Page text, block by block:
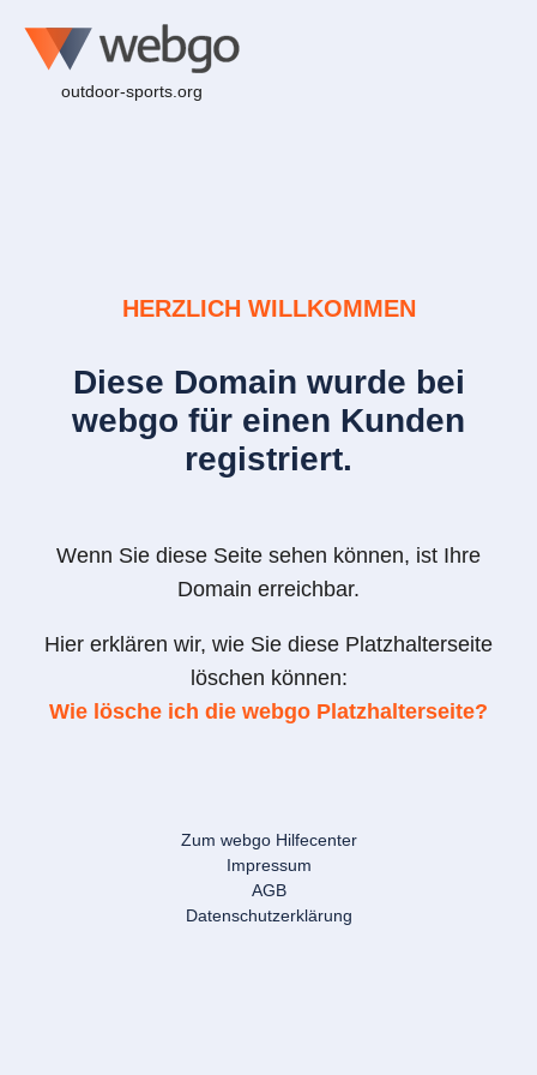
outdoor-sports.org
HERZLICH WILLKOMMEN
Diese Domain wurde bei
webgo für einen Kunden
registriert.
Wenn Sie diese Seite sehen können, ist Ihre
Domain erreichbar.
Hier erklären wir, wie Sie diese Platzhalterseite
löschen können:
Wie lösche ich die webgo Platzhalterseite?
Zum webgo Hilfecenter
Impressum
AGB
Datenschutzerklärung